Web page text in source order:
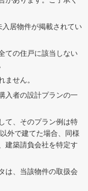
入居物件が掲載されてい
ての住戸に該当しない
せん。
入者の設計プランの一
て、そのプラン例は特
外で建てた場合、同様
建築請負会社を特定す
は、当該物件の取扱会